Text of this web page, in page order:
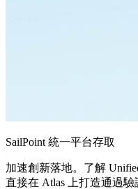
SailPoint 統一平台存取
加速創新落地。了解
直接在 Atlas 上打造通過驗